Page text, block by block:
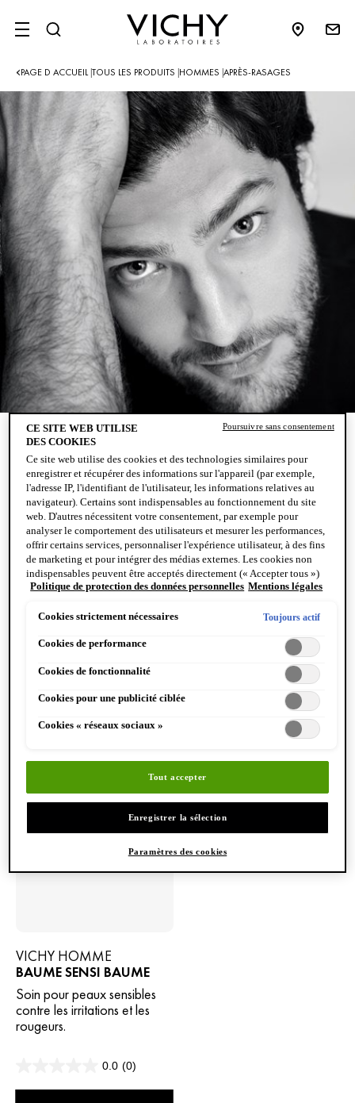
SITE MENU
PAGE D ACCUEIL TOUS LES PRODUITS HOMMES APRÈS-RASAGES
APRÈS-RASAGES
Le rasage quotidien provoque des irritations. L'après-rasage
pour peaux sensibles de Vichy est un baume contenant des
ingrédients hypoallergéniques pour les peaux sensibles afin
d'apaiser les sensations de tiraillement et les démangeaisons.
Il est riche en antioxydants et aide la peau à se rétablir tout
en la désinfectant. Ce produit polyvalent hydrate et tonifie.
Il aide même à équilibrer le teint de la peau en resserrant les
1 PRODUIT
VICHY HOMME
BAUME SENSI BAUME
Soin pour peaux sensibles
contre les irritations et les
rougeurs.
0.0 (0)
sur
CE SITE WEB UTILISE
DES COOKIES
Ce site web utilise des cookies et des technologies similaires pour
enregistrer et récupérer des informations sur l'appareil (par exemple,
l'adresse IP, l'identifiant de l'utilisateur, les informations relatives au
navigateur). Certains sont indispensables au fonctionnement du site
web. D'autres nécessitent votre consentement, par exemple pour
analyser le comportement des utilisateurs et mesurer les performances,
offrir certains services, personnaliser l'expérience utilisateur, à des fins
de marketing et pour intégrer des médias externes. Les cookies non
indispensables peuvent être acceptés directement (« Accepter tous »)
ou refusés (« Continuer sans consentement »). Il est également
préférences (« Enregistrer mes choix »). Vous pouvez modifier votre
cookies ». Pour plus d'informations, veuillez consulter notre politique
Politique de protection des données personnelles Mentions légales
Cookies strictement nécessaires Toujours actif
Cookies de performance
Cookies de fonctionnalité
Cookies pour une publicité ciblée
Cookies « réseaux sociaux »
Tout accepter
Enregistrer la sélection
Paramètres des cookies
Poursuivre sans consentement